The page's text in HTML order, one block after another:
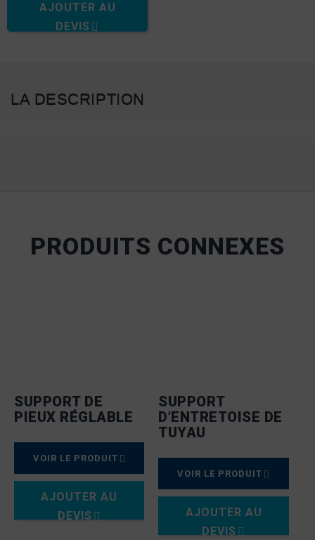
AJOUTER AU
DEVIS
LA DESCRIPTION
PRODUITS CONNEXES
SUPPORT DE
PIEUX RÉGLABLE
VOIR LE PRODUIT
AJOUTER AU
DEVIS
SUPPORT
D’ENTRETOISE DE
TUYAU
VOIR LE PRODUIT
AJOUTER AU
DEVIS